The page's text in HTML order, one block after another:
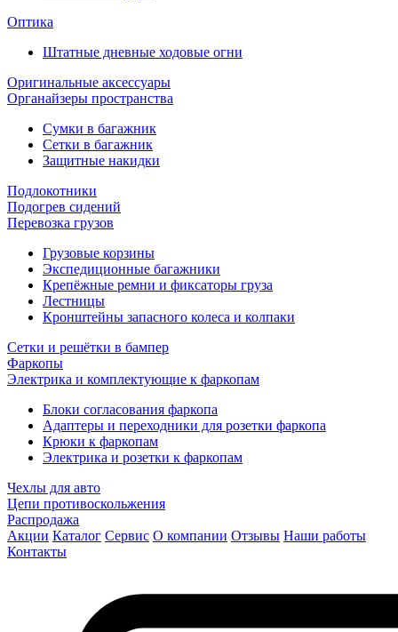
Оптика
Штатные дневные ходовые огни
Оригинальные аксессуары
Органайзеры пространства
Сумки в багажник
Сетки в багажник
Защитные накидки
Подлокотники
Подогрев сидений
Перевозка грузов
Грузовые корзины
Экспедиционные багажники
Крепёжные ремни и фиксаторы груза
Лестницы
Кронштейны запасного колеса и колпаки
Сетки и решётки в бампер
Фаркопы
Электрика и комплектующие к фаркопам
Блоки согласования фаркопа
Адаптеры и переходники для розетки фаркопа
Крюки к фаркопам
Электрика и розетки к фаркопам
Чехлы для авто
Цепи противоскольжения
Распродажа
Акции Каталог Сервис О компании Отзывы Наши работы
Контакты